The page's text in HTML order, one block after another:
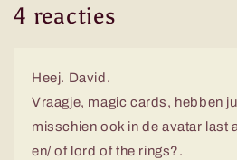
4 reacties
Heej. David.
Vraagje, magic cards, hebben
misschien ook in de avatar last
en/ of lord of the rings?.